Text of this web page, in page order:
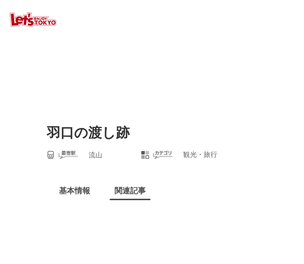
羽口の渡し跡
流山 観光・旅行
基本情報 関連記事